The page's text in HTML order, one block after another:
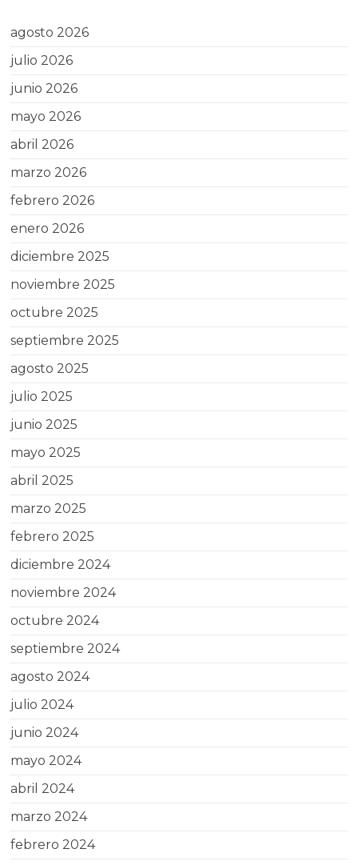
agosto 2026
julio 2026
junio 2026
mayo 2026
abril 2026
marzo 2026
febrero 2026
enero 2026
diciembre 2025
noviembre 2025
octubre 2025
septiembre 2025
agosto 2025
julio 2025
junio 2025
mayo 2025
abril 2025
marzo 2025
febrero 2025
diciembre 2024
noviembre 2024
octubre 2024
septiembre 2024
agosto 2024
julio 2024
junio 2024
mayo 2024
abril 2024
marzo 2024
febrero 2024